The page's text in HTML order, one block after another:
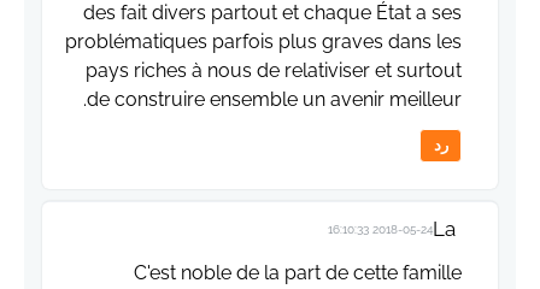
des fait divers partout et chaque État a ses
problématiques parfois plus graves dans les
pays riches à nous de relativiser et surtout
de construire ensemble un avenir meilleur.
رد
La
2018-05-24 16:10:33
C'est noble de la part de cette famille